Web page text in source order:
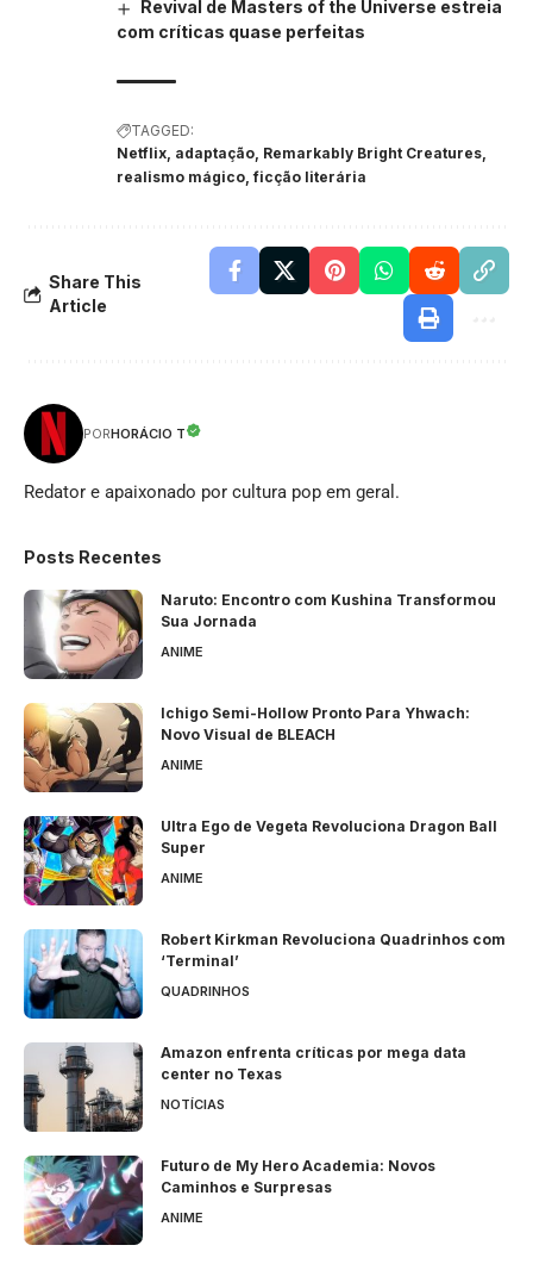
Revival de Masters of the Universe estreia
com críticas quase perfeitas
TAGGED:
Netflix, adaptação, Remarkably Bright Creatures,
realismo mágico, ficção literária
Share This
Article
PORHORÁCIO T
Redator e apaixonado por cultura pop em geral.
Posts Recentes
Naruto: Encontro com Kushina Transformou
Sua Jornada
ANIME
Ichigo Semi-Hollow Pronto Para Yhwach:
Novo Visual de BLEACH
ANIME
Ultra Ego de Vegeta Revoluciona Dragon Ball
Super
ANIME
Robert Kirkman Revoluciona Quadrinhos com
‘Terminal’
QUADRINHOS
Amazon enfrenta críticas por mega data
center no Texas
NOTÍCIAS
Futuro de My Hero Academia: Novos
Caminhos e Surpresas
ANIME